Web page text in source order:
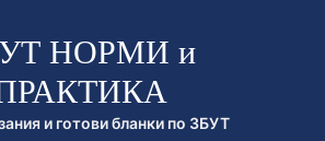
НОРМИ и
и готови бланки по ЗБУТ